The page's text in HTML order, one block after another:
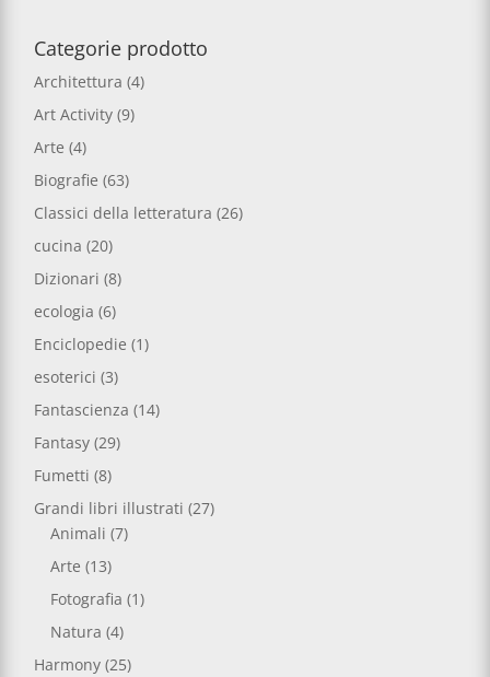
Categorie prodotto
Architettura (4)
Art Activity (9)
Arte (4)
Biografie (63)
Classici della letteratura (26)
cucina (20)
Dizionari (8)
ecologia (6)
Enciclopedie (1)
esoterici (3)
Fantascienza (14)
Fantasy (29)
Fumetti (8)
Grandi libri illustrati (27)
Animali (7)
Arte (13)
Fotografia (1)
Natura (4)
Harmony (25)